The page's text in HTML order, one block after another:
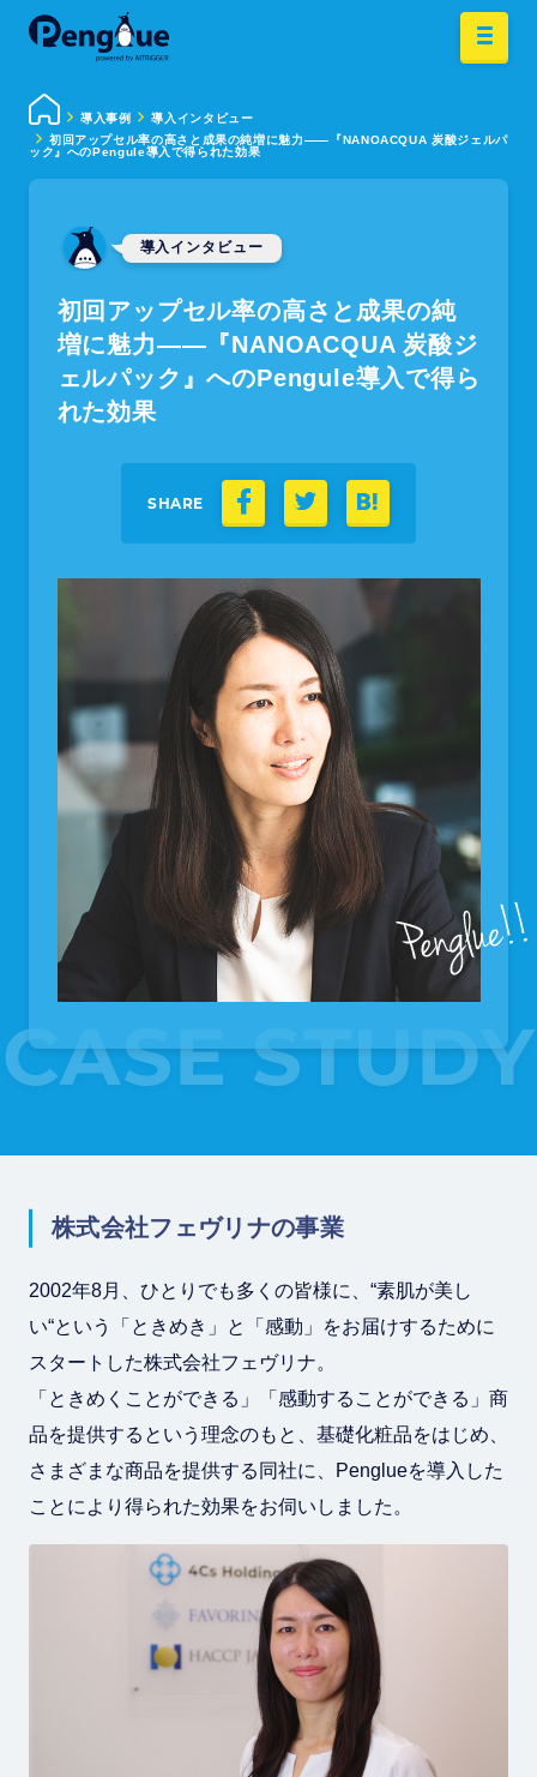
導入事例
導入インタビュー
初回アップセル率の高さと成果の純増に魅力――『NANOACQUA 炭酸ジェルパ
ック』へのPengule導入で得られた効果
導入インタビュー
初回アップセル率の高さと成果の純
増に魅力――『NANOACQUA 炭酸ジ
ェルパック』へのPengule導入で得ら
れた効果
SHARE
CASE STUDY
株式会社フェヴリナの事業
2002年8月、ひとりでも多くの皆様に、“素肌が美し
い“という「ときめき」と「感動」をお届けするために
スタートした株式会社フェヴリナ。
「ときめくことができる」「感動することができる」商
品を提供するという理念のもと、基礎化粧品をはじめ、
さまざまな商品を提供する同社に、Penglueを導入した
ことにより得られた効果をお伺いしました。